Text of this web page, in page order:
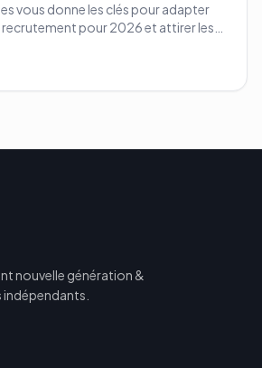
vous donne les clés pour adapter
pour 2026 et attirer les
nouvelle génération &